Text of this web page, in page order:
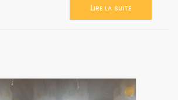
Lire la suite